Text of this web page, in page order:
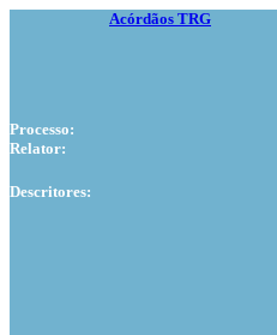
Acórdãos TRG
Processo:
Relator:
Descritores: